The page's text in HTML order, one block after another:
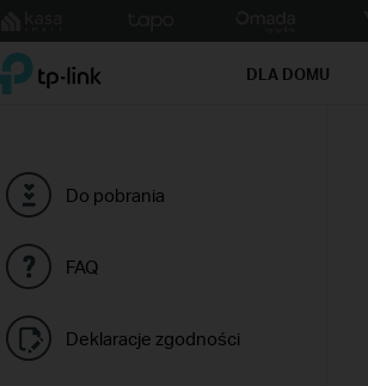
TP-Link, Reliably Smart DLA DOMU
Do pobrania
FAQ
Deklaracje zgodności